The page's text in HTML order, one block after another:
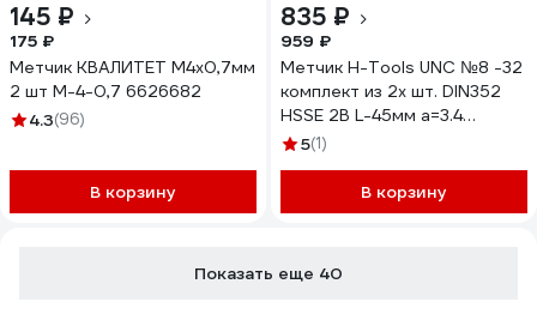
145 ₽
175 ₽
Метчик КВАЛИТЕТ М4x0,7мм
2 шт М-4-0,7 6626682
4.3(96)
В корзину
835 ₽
959 ₽
Метчик H-Tools UNC №8 -32
комплект из 2х шт. DIN352
HSSE 2B L-45мм a=3.4
145008EHT
5(1)
В корзину
Показать еще 40